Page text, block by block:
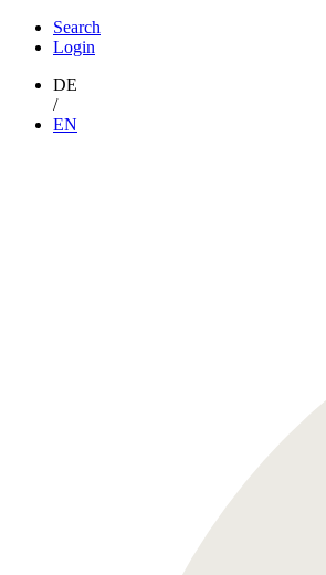
Search
Login
DE
/
EN